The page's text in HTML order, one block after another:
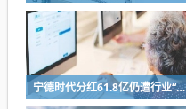
宁德时代分红61.8亿仍遭行业“去宁德化” 曾毓群的“尊重考题”该怎么答？